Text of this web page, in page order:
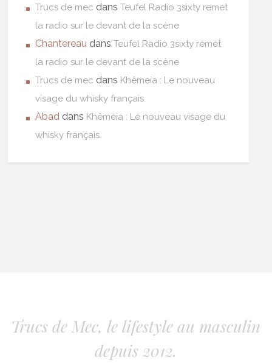
Trucs de mec dansTeufel Radio 3sixty remet
la radio sur le devant de la scène
Chantereau dansTeufel Radio 3sixty remet
la radio sur le devant de la scène
Trucs de mec dans Khêmeia : Le nouveau
visage du whisky français.
Abad dans Khêmeia : Le nouveau visage du
whisky français.
Trucs de Mec, le lifestyle au masculin
depuis 2012.